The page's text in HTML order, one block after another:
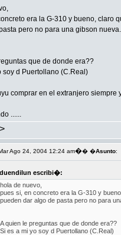
era la G-310 y bueno,
pero no para una gibson
que de donde era??
soy d Puertollano (C.Real)
comprar en el extranjero
......
Ago 24, 2004 12:24 am�� �Asunto:
duendilun escribi�:
hola de nuevo,
pues si, en concreto era la G-310 y
pueden dar algo de pasta pero no para
A quien le preguntas que de donde era??
Si es a mi yo soy d Puertollano (C.Real)